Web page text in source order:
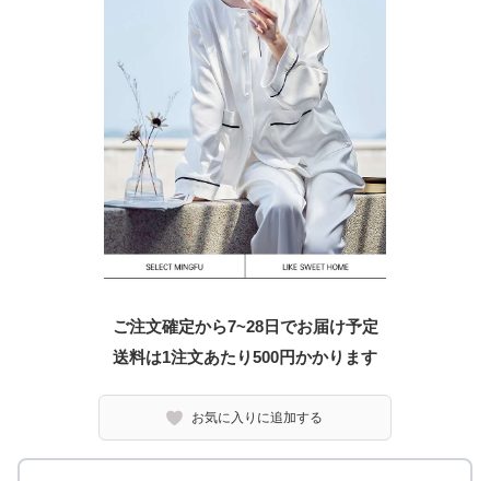
ご注文確定から7~28日でお届け予定
送料は1注文あたり500円かかります
お気に入りに追加する